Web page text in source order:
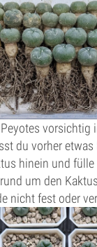
vorsichtig
du vorher etwas
hinein und
um den
nicht fest oder